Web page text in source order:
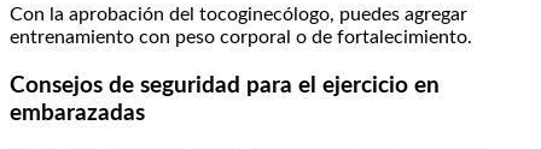
Con la aprobación del tocoginecólogo, puedes agregar
entrenamiento con peso corporal o de fortalecimiento.
Consejos de seguridad para el ejercicio en
embarazadas